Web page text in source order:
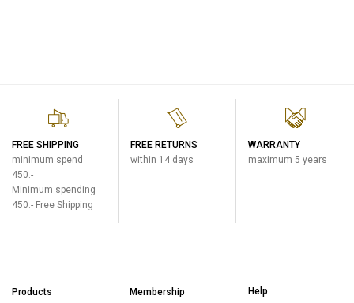
FREE SHIPPING
minimum spend
450.-
Minimum spending
450.- Free Shipping
FREE RETURNS
within 14 days
WARRANTY
maximum 5 years
Products Membership Help